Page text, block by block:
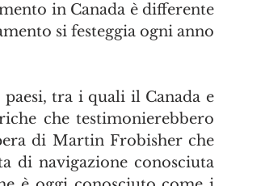
in Canada è differente
si festeggia ogni anno
tra i quali il Canada e
che testimonierebbero
di Martin Frobisher che
di navigazione conosciuta